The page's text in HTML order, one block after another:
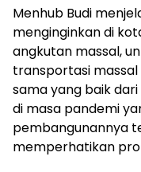
Menhub Budi
menginginkan di
angkutan massal,
transportasi
sama yang baik
di masa pandemi
pembangunannya
memperhatikan